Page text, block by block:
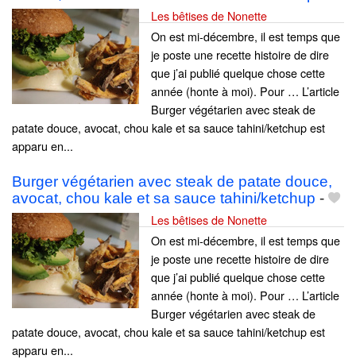
Les bêtises de Nonette
On est mi-décembre, il est temps que
je poste une recette histoire de dire
que j’ai publié quelque chose cette
année (honte à moi). Pour … L’article
Burger végétarien avec steak de
patate douce, avocat, chou kale et sa sauce tahini/ketchup est
apparu en...
Burger végétarien avec steak de patate douce,
avocat, chou kale et sa sauce tahini/ketchup -
Les bêtises de Nonette
On est mi-décembre, il est temps que
je poste une recette histoire de dire
que j’ai publié quelque chose cette
année (honte à moi). Pour … L’article
Burger végétarien avec steak de
patate douce, avocat, chou kale et sa sauce tahini/ketchup est
apparu en...